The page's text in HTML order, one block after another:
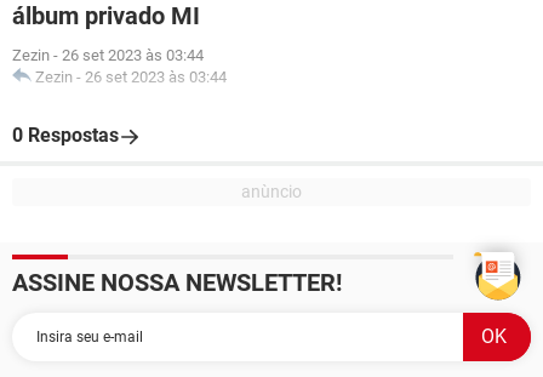
álbum privado MI
Zezin - 26 set 2023 às 03:44
Zezin - 26 set 2023 às 03:44
0 Respostas
ASSINE NOSSA NEWSLETTER!